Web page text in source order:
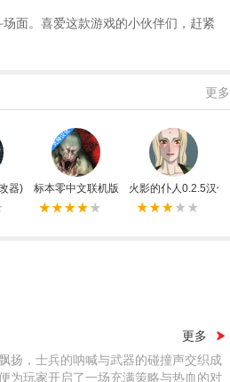
面。喜爱这款游戏的小伙伴们，赶紧
更多
器) 标本零中文联机版 火影的仆人0.2.5汉化
更多
扬，士兵的呐喊与武器的碰撞声交织成
为玩家开启了一场充满策略与热血的对